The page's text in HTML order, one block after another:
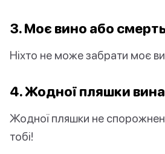
3. Моє вино або
Ніхто не може забрати моє
4. Жодної пляшки
Жодної пляшки не
тобі!